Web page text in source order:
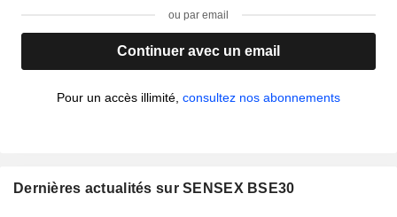
ou par email
Continuer avec un email
Pour un accès illimité, consultez nos abonnements
Dernières actualités sur SENSEX BSE30